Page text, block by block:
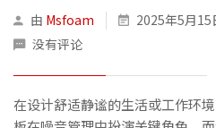
由 Msfoam 2025年5月15
没有评论
在设计舒适静谧的生活或工作环